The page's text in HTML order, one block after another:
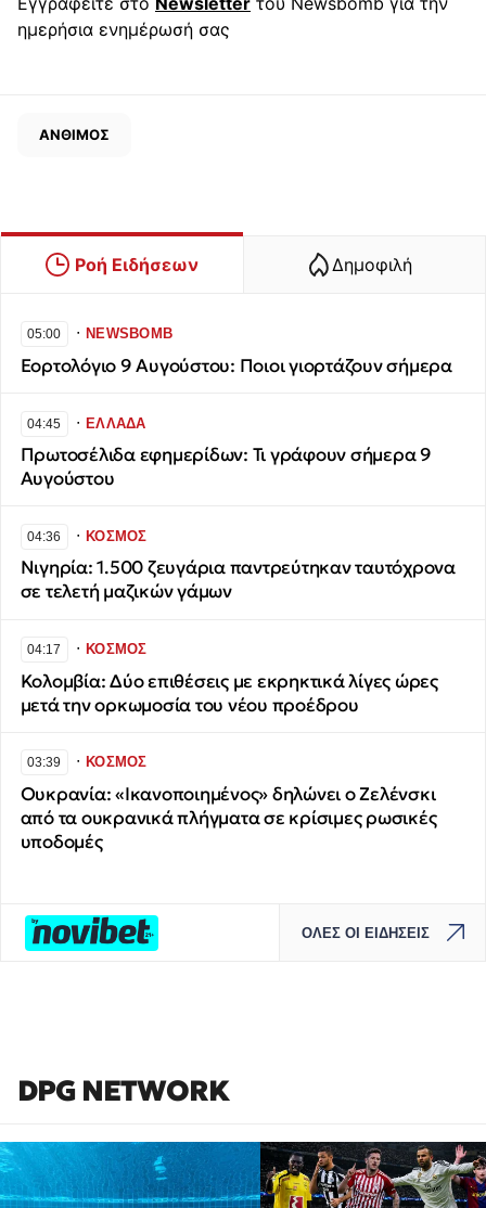
ημερήσια ενημέρωσή σας
ΑΝΘΙΜΟΣ
Ροή Ειδήσεων Δημοφιλή
05:00 ∙NEWSBOMB
Εορτολόγιο 9 Αυγούστου: Ποιοι γιορτάζουν σήμερα
04:45 ∙ΕΛΛΑΔΑ
Πρωτοσέλιδα εφημερίδων: Τι γράφουν σήμερα 9
Αυγούστου
04:36 ∙ΚΟΣΜΟΣ
Νιγηρία: 1.500 ζευγάρια παντρεύτηκαν ταυτόχρονα
σε τελετή μαζικών γάμων
04:17 ∙ΚΟΣΜΟΣ
Κολομβία: Δύο επιθέσεις με εκρηκτικά λίγες ώρες
μετά την ορκωμοσία του νέου προέδρου
03:39 ∙ΚΟΣΜΟΣ
Ουκρανία: «Ικανοποιημένος» δηλώνει ο Ζελένσκι
από τα ουκρανικά πλήγματα σε κρίσιμες ρωσικές
υποδομές
ΟΛΕΣ ΟΙ ΕΙΔΗΣΕΙΣ
DPG NETWORK